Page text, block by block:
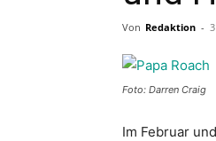
Von Redaktion -
Foto: Darren Craig
Im Februar